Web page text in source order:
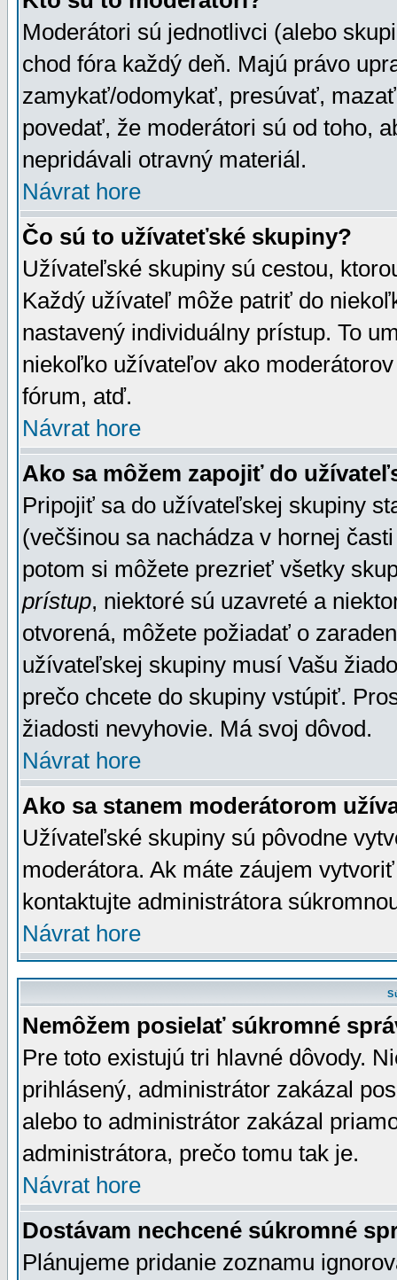
Moderátori sú jednotlivci (alebo
chod fóra každý deň. Majú právo
zamykať/odomykať, presúvať,
povedať, že moderátori sú od toho,
nepridávali otravný materiál.
Návrat hore
Čo sú to užívateťské skupiny?
Užívateľské skupiny sú cestou,
Každý užívateľ môže patriť do
nastavený individuálny prístup. To
niekoľko užívateľov ako
fórum, atď.
Návrat hore
Ako sa môžem zapojiť do
Pripojiť sa do užívateľskej skupiny
(večšinou sa nachádza v hornej
potom si môžete prezrieť všetky
prístup, niektoré sú uzavreté a
otvorená, môžete požiadať o
užívateľskej skupiny musí Vašu
prečo chcete do skupiny vstúpiť.
žiadosti nevyhovie. Má svoj dôvod.
Návrat hore
Ako sa stanem moderátorom
Užívateľské skupiny sú pôvodne
moderátora. Ak máte záujem
kontaktujte administrátora
Návrat hore
Nemôžem posielať súkromné
Pre toto existujú tri hlavné dôvody.
prihlásený, administrátor zakázal
alebo to administrátor zakázal
administrátora, prečo tomu tak je.
Návrat hore
Dostávam nechcené súkromné
Plánujeme pridanie zoznamu